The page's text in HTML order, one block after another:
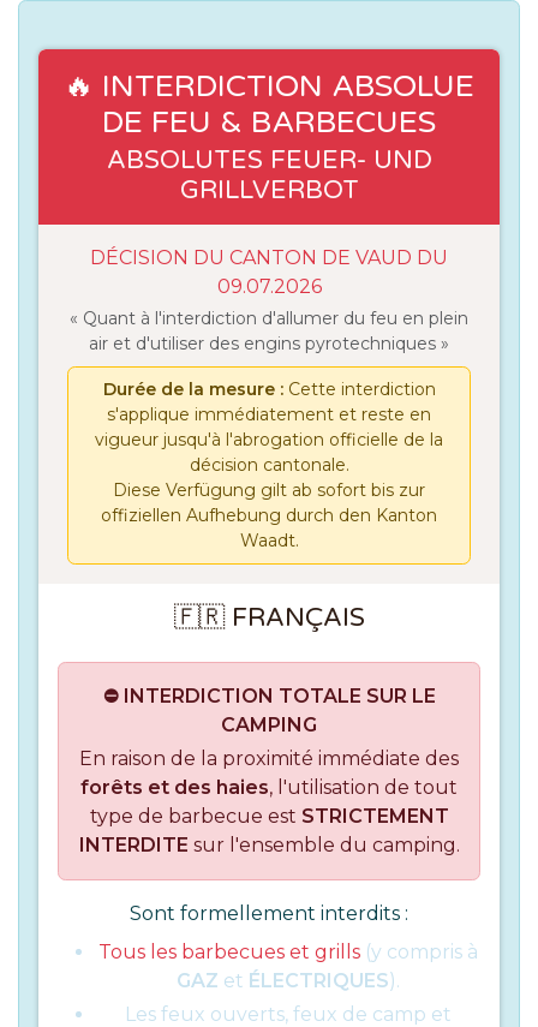
🔥 INTERDICTION ABSOLUE
DE FEU & BARBECUES
ABSOLUTES FEUER- UND
GRILLVERBOT
DÉCISION DU CANTON DE VAUD DU
09.07.2026
« Quant à l'interdiction d'allumer du feu en plein
air et d'utiliser des engins pyrotechniques »
Durée de la mesure :Cette interdiction
s'applique immédiatement et reste en
vigueur jusqu'à l'abrogation officielle de la
décision cantonale.
Diese Verfügung gilt ab sofort bis zur
offiziellen Aufhebung durch den Kanton
Waadt.
🇫🇷 FRANÇAIS
⛔ INTERDICTION TOTALE SUR LE
CAMPING
En raison de la proximité immédiate des
forêts et des haies, l'utilisation de tout
type de barbecue est STRICTEMENT
INTERDITE sur l'ensemble du camping.
Sont formellement interdits :
Tous les barbecues et grills (y compris à
GAZ et ÉLECTRIQUES).
Les feux ouverts, feux de camp et